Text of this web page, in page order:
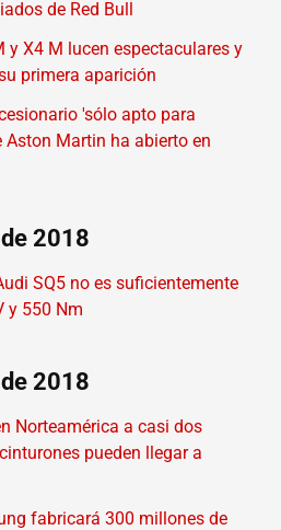
de Red Bull
y X4 M lucen espectaculares y
primera aparición
'sólo apto para
Martin ha abierto en
2018
SQ5 no es suficientemente
y 550 Nm
2018
Norteamérica a casi dos
pueden llegar a
fabricará 300 millones de